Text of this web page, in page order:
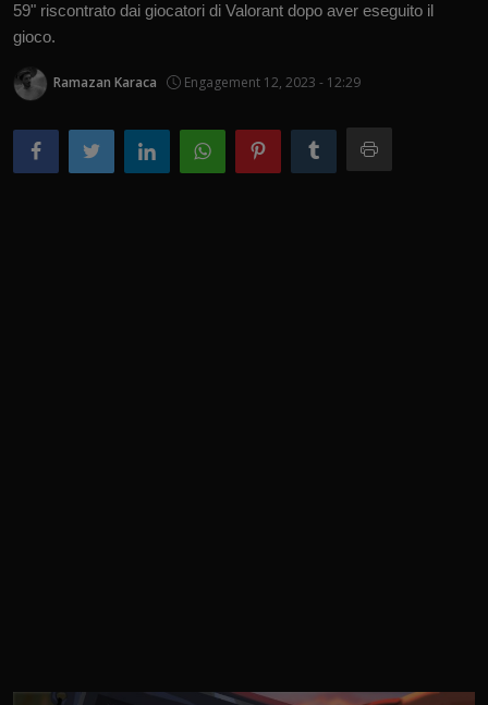
59" riscontrato dai giocatori di Valorant dopo aver eseguito il
gioco.
Ramazan Karaca Engagement 12, 2023 - 12:29